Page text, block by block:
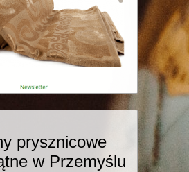
prysznicowe
w Przemyślu